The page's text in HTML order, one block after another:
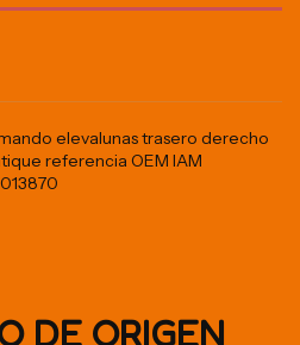
elevalunas trasero derecho
referencia OEM IAM
DE ORIGEN